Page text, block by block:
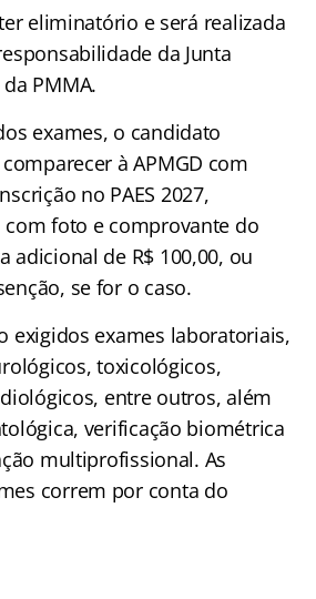
eliminatório e será realizada
da Junta
PMMA.
exames, o candidato
à APMGD com
no PAES 2027,
foto e comprovante do
adicional de R$ 100,00, ou
se for o caso.
exigidos exames laboratoriais,
toxicológicos,
entre outros, além
verificação biométrica
multiprofissional. As
correm por conta do